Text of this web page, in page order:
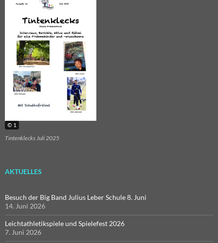
© 1
Tintenklecks Juli 2025
AKTUELLES
Besuch der Big Band Julius Leber Schule 8. Juni
14. Juni 2026
Leichtathletikspiele und Spielefest 2026
7. Juni 2026